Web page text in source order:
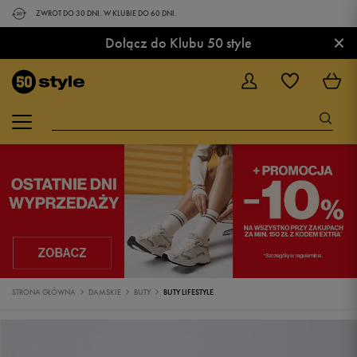
ZWROT DO 30 DNI. W KLUBIE DO 60 DNI.
Dołącz do Klubu 50 style ×
STRONA GŁÓWNA DAMSKIE BUTY BUTY LIFESTYLE